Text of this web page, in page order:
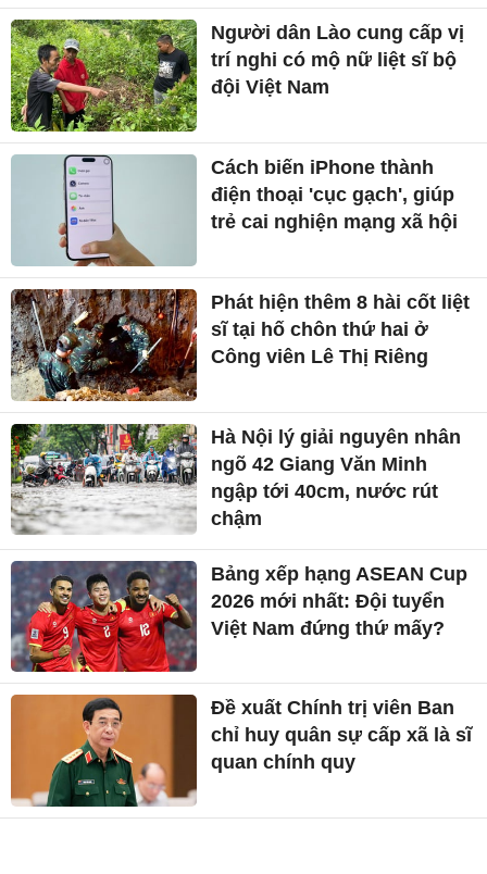
Người dân Lào cung cấp vị
trí nghi có mộ nữ liệt sĩ bộ
đội Việt Nam
Cách biến iPhone thành
điện thoại 'cục gạch', giúp
trẻ cai nghiện mạng xã hội
Phát hiện thêm 8 hài cốt liệt
sĩ tại hố chôn thứ hai ở
Công viên Lê Thị Riêng
Hà Nội lý giải nguyên nhân
ngõ 42 Giang Văn Minh
ngập tới 40cm, nước rút
chậm
Bảng xếp hạng ASEAN Cup
2026 mới nhất: Đội tuyển
Việt Nam đứng thứ mấy?
Đề xuất Chính trị viên Ban
chỉ huy quân sự cấp xã là sĩ
quan chính quy